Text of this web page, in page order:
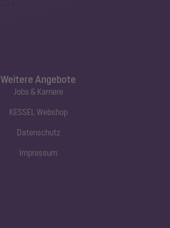
Weitere Angebote
Jobs & Karriere
KESSEL Webshop
Datenschutz
Impressum